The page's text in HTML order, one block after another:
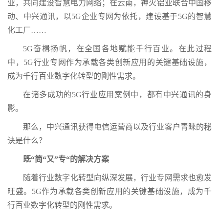
业，共同建设智慧电力网络；在云南，神火铝业联合中国移
动、中兴通讯，以5G企业专网为依托，建设基于5G的智慧
化工厂……
5G奋楫扬帆，在全国各地赋能千行百业。在此过程
中，5G行业专网作为承载各类创新应用的关键基础设施，
成为千行百业数字化转型的刚性需求。
在诸多成功的5G行业应用案例中，都有中兴通讯的身
影。
那么，中兴通讯获得电信运营商以及行业客户青睐的秘
诀是什么？
既“简“又”专“的解决方案
随着行业数字化转型向纵深发展，行业专网需求也愈发
旺盛。5G作为承载各类创新应用的关键基础设施，成为千
行百业数字化转型的刚性需求。